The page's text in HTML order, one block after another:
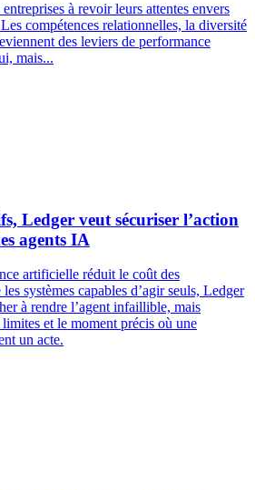
à revoir leurs attentes envers
compétences relationnelles, la diversité
des leviers de performance
mais...
Ledger veut sécuriser l’action
agents IA
artificielle réduit le coût des
systèmes capables d’agir seuls, Ledger
à rendre l’agent infaillible, mais
limites et le moment précis où une
un acte.